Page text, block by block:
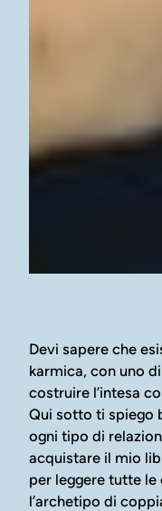
Devi sapere che
karmica, con uno
costruire l’intesa
Qui sotto ti spiego
ogni tipo di
acquistare il mio
per leggere tutte
l’archetipo di